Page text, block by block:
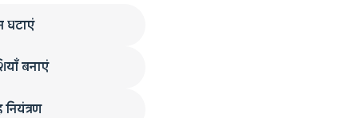
घटाएं
बनाएं